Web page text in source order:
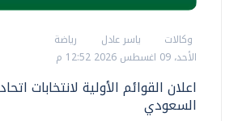
وكالات ياسر عادل
رياضة
الأحد، 09 اغسطس 2026 12:52 م
اعلان القوائم الأولية لانتخابات
السعودي